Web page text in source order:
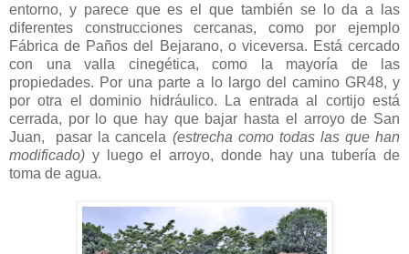
entorno, y parece que es el que también se lo da a las
diferentes construcciones cercanas, como por ejemplo
Fábrica de Paños del Bejarano, o viceversa. Está cercado
con una valla cinegética, como la mayoría de las
propiedades. Por una parte a lo largo del camino GR48, y
por otra el dominio hidráulico. La entrada al cortijo está
cerrada, por lo que hay que bajar hasta el arroyo de San
Juan, pasar la cancela (estrecha como todas las que han
modificado) y luego el arroyo, donde hay una tubería de
toma de agua.